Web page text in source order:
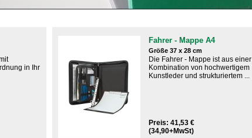
in Ihr
Fahrer - Mappe A4
Größe 37 x 28 cm
Die Fahrer - Mappe ist aus einer
Kombination von hochwertigem
Kunstleder und strukturiertem ...
Preis: 41,53 €
(34,90+MwSt)